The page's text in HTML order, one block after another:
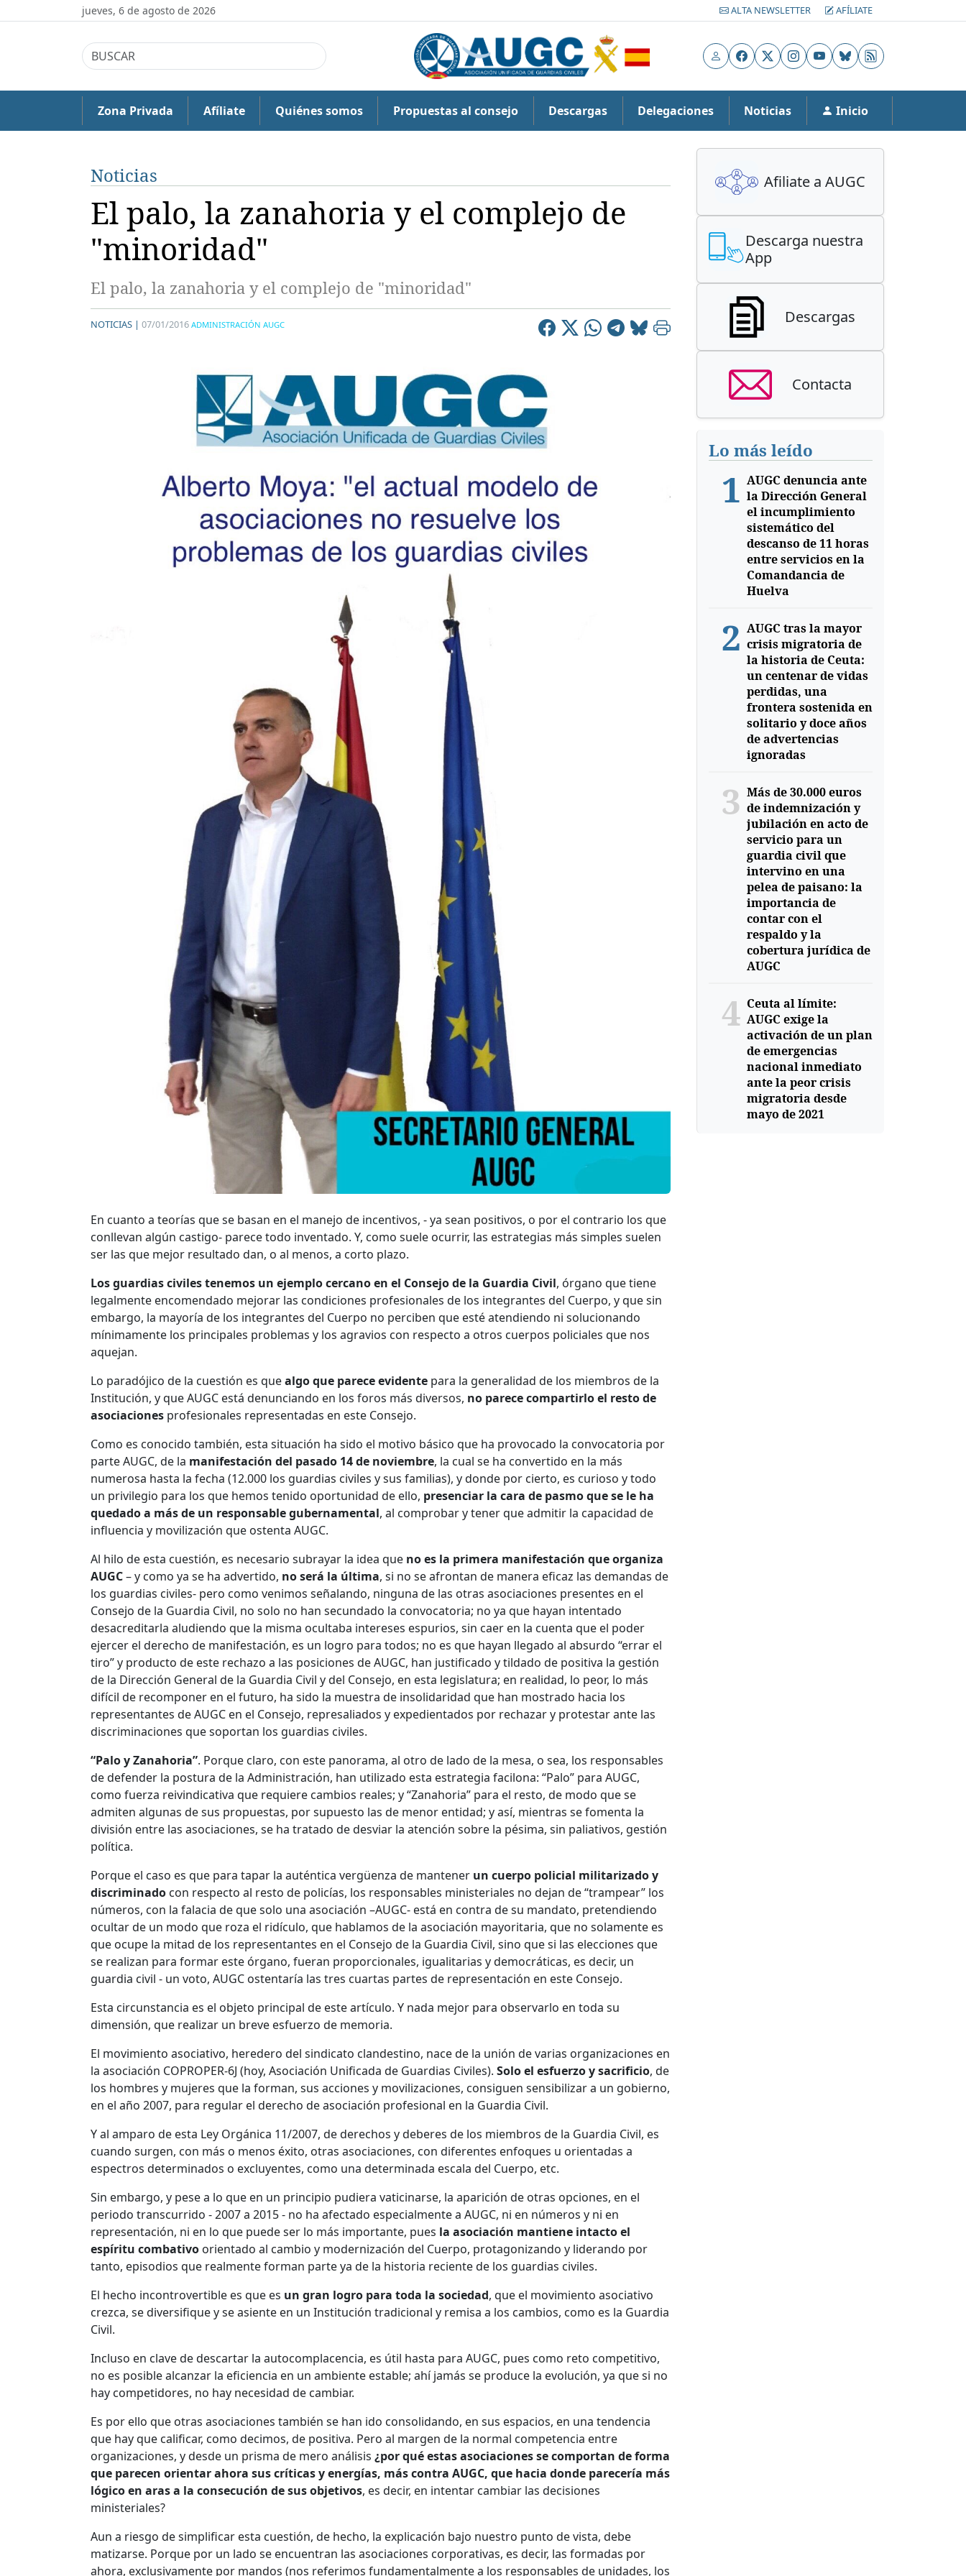
jueves, 6 de agosto de 2026 ALTA NEWSLETTER AFÍLIATE
UsuarioFacebook
X Instagram
YouTubeBluesky
RSS
Zona Privada Afíliate Quiénes somos Propuestas al consejo Descargas Delegaciones Noticias Inicio
Noticias
El palo, la zanahoria y el complejo de
"minoridad"
El palo, la zanahoria y el complejo de "minoridad"
NOTICIAS | 07/01/2016 ADMINISTRACIÓN AUGC
En cuanto a teorías que se basan en el manejo de incentivos, - ya sean positivos, o por el contrario los que
conllevan algún castigo- parece todo inventado. Y, como suele ocurrir, las estrategias más simples suelen
ser las que mejor resultado dan, o al menos, a corto plazo.
Los guardias civiles tenemos un ejemplo cercano en el Consejo de la Guardia Civil, órgano que tiene
legalmente encomendado mejorar las condiciones profesionales de los integrantes del Cuerpo, y que sin
embargo, la mayoría de los integrantes del Cuerpo no perciben que esté atendiendo ni solucionando
mínimamente los principales problemas y los agravios con respecto a otros cuerpos policiales que nos
aquejan.
Lo paradójico de la cuestión es quealgo que parece evidente para la generalidad de los miembros de la
Institución, y que AUGC está denunciando en los foros más diversos, no parece compartirlo el resto de
asociaciones profesionales representadas en este Consejo.
Como es conocido también, esta situación ha sido el motivo básico que ha provocado la convocatoria por
parte AUGC, de la manifestación del pasado 14 de noviembre, la cual se ha convertido en la más
numerosa hasta la fecha (12.000 los guardias civiles y sus familias), y donde por cierto, es curioso y todo
un privilegio para los que hemos tenido oportunidad de ello, presenciar la cara de pasmo que se le ha
quedado a más de un responsable gubernamental, al comprobar y tener que admitir la capacidad de
influencia y movilización que ostenta AUGC.
Al hilo de esta cuestión, es necesario subrayar la idea que no es la primera manifestación que organiza
AUGC– y como ya se ha advertido, no será la última, si no se afrontan de manera eficaz las demandas de
los guardias civiles- pero como venimos señalando, ninguna de las otras asociaciones presentes en el
Consejo de la Guardia Civil, no solo no han secundado la convocatoria; no ya que hayan intentado
desacreditarla aludiendo que la misma ocultaba intereses espurios, sin caer en la cuenta que el poder
ejercer el derecho de manifestación, es un logro para todos; no es que hayan llegado al absurdo “errar el
tiro” y producto de este rechazo a las posiciones de AUGC, han justificado y tildado de positiva la gestión
de la Dirección General de la Guardia Civil y del Consejo, en esta legislatura; en realidad, lo peor, lo más
difícil de recomponer en el futuro, ha sido la muestra de insolidaridad que han mostrado hacia los
representantes de AUGC en el Consejo, represaliados y expedientados por rechazar y protestar ante las
discriminaciones que soportan los guardias civiles.
“Palo y Zanahoria”. Porque claro, con este panorama, al otro de lado de la mesa, o sea, los responsables
de defender la postura de la Administración, han utilizado esta estrategia facilona: “Palo” para AUGC,
como fuerza reivindicativa que requiere cambios reales; y “Zanahoria” para el resto, de modo que se
admiten algunas de sus propuestas, por supuesto las de menor entidad; y así, mientras se fomenta la
división entre las asociaciones, se ha tratado de desviar la atención sobre la pésima, sin paliativos, gestión
política.
Porque el caso es que para tapar la auténtica vergüenza de mantener un cuerpo policial militarizado y
discriminado con respecto al resto de policías, los responsables ministeriales no dejan de “trampear” los
números, con la falacia de que solo una asociación –AUGC- está en contra de su mandato, pretendiendo
ocultar de un modo que roza el ridículo, que hablamos de la asociación mayoritaria, que no solamente es
que ocupe la mitad de los representantes en el Consejo de la Guardia Civil, sino que si las elecciones que
se realizan para formar este órgano, fueran proporcionales, igualitarias y democráticas, es decir, un
guardia civil - un voto, AUGC ostentaría las tres cuartas partes de representación en este Consejo.
Esta circunstancia es el objeto principal de este artículo. Y nada mejor para observarlo en toda su
dimensión, que realizar un breve esfuerzo de memoria.
El movimiento asociativo, heredero del sindicato clandestino, nace de la unión de varias organizaciones en
la asociación COPROPER-6J (hoy, Asociación Unificada de Guardias Civiles). Solo el esfuerzo y sacrificio, de
los hombres y mujeres que la forman, sus acciones y movilizaciones, consiguen sensibilizar a un gobierno,
en el año 2007, para regular el derecho de asociación profesional en la Guardia Civil.
Y al amparo de esta Ley Orgánica 11/2007, de derechos y deberes de los miembros de la Guardia Civil, es
cuando surgen, con más o menos éxito, otras asociaciones, con diferentes enfoques u orientadas a
espectros determinados o excluyentes, como una determinada escala del Cuerpo, etc.
Sin embargo, y pese a lo que en un principio pudiera vaticinarse, la aparición de otras opciones, en el
periodo transcurrido - 2007 a 2015 - no ha afectado especialmente a AUGC, ni en números y ni en
representación, ni en lo que puede ser lo más importante, pues la asociación mantiene intacto el
espíritu combativo orientado al cambio y modernización del Cuerpo, protagonizando y liderando por
tanto, episodios que realmente forman parte ya de la historia reciente de los guardias civiles.
El hecho incontrovertible es que es un gran logro para toda la sociedad, que el movimiento asociativo
crezca, se diversifique y se asiente en un Institución tradicional y remisa a los cambios, como es la Guardia
Civil.
Incluso en clave de descartar la autocomplacencia, es útil hasta para AUGC, pues como reto competitivo,
no es posible alcanzar la eficiencia en un ambiente estable; ahí jamás se produce la evolución, ya que si no
hay competidores, no hay necesidad de cambiar.
Es por ello que otras asociaciones también se han ido consolidando, en sus espacios, en una tendencia
que hay que calificar, como decimos, de positiva. Pero al margen de la normal competencia entre
organizaciones, y desde un prisma de mero análisis ¿por qué estas asociaciones se comportan de forma
que parecen orientar ahora sus críticas y energías, más contra AUGC, que hacia donde parecería más
lógico en aras a la consecución de sus objetivos, es decir, en intentar cambiar las decisiones
ministeriales?
Aun a riesgo de simplificar esta cuestión, de hecho, la explicación bajo nuestro punto de vista, debe
matizarse. Porque por un lado se encuentran las asociaciones corporativas, es decir, las formadas por
ahora, exclusivamente por mandos (nos referimos fundamentalmente a los responsables de unidades, los
Afiliate a AUGC
Descarga nuestra
App
Descargas
Contacta
Lo más leído
1 AUGC denuncia ante
la Dirección General
el incumplimiento
sistemático del
descanso de 11 horas
entre servicios en la
Comandancia de
Huelva
2 AUGC tras la mayor
crisis migratoria de
la historia de Ceuta:
un centenar de vidas
perdidas, una
frontera sostenida en
solitario y doce años
de advertencias
ignoradas
3 Más de 30.000 euros
de indemnización y
jubilación en acto de
servicio para un
guardia civil que
intervino en una
pelea de paisano: la
importancia de
contar con el
respaldo y la
cobertura jurídica de
AUGC
4 Ceuta al límite:
AUGC exige la
activación de un plan
de emergencias
nacional inmediato
ante la peor crisis
migratoria desde
mayo de 2021